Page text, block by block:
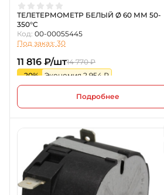
ТЕЛЕТЕРМОМЕТР БЕЛЫЙ Ø 60 ММ 50-
350°C
Код: 00-00055445
Под заказ: 30
11 816 ₽/шт14 770 ₽
-20%
Экономия 2 954 ₽
Подробнее